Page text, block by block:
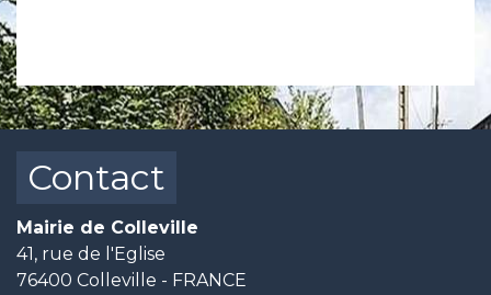
Contact
Mairie de Colleville
41, rue de l'Eglise
76400 Colleville - FRANCE